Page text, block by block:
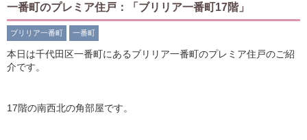
一番町のプレミア住戸：「ブリリア一番町17階」
ブリリア一番町 一番町
本日は千代田区一番町にあるブリリア一番町のプレミア住戸のご紹
介です。
17階の南西北の角部屋です。